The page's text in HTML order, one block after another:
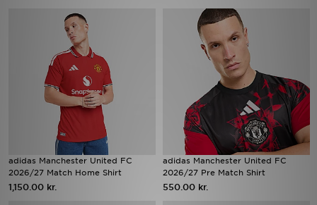
adidas Manchester United FC
2026/27 Match Home Shirt
1,150.00 kr.
adidas Manchester United FC
2026/27 Pre Match Shirt
550.00 kr.